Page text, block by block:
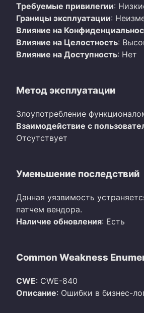
Требуемые привилегии:
Границы эксплуатации:
Влияние на
Влияние на Целостность:
Влияние на Доступность: Нет
Метод эксплуатации
Злоупотребление
Взаимодействие с
Отсутствует
Уменьшение последствий
Данная уязвимость
патчем вендора.
Наличие обновления: Есть
Common Weakness
CWE: CWE-840
Описание: Ошибки в бизнес-